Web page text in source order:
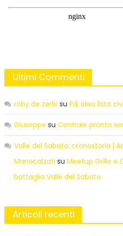
Ultimi Commenti
roby de zerbi su Pd, idea lista
Giuseppe su Centrale pronta
Valle del Sabato: cronostoria |
Manocalzati su Meetup Grillo e
battaglia Valle del Sabato
Articoli recenti